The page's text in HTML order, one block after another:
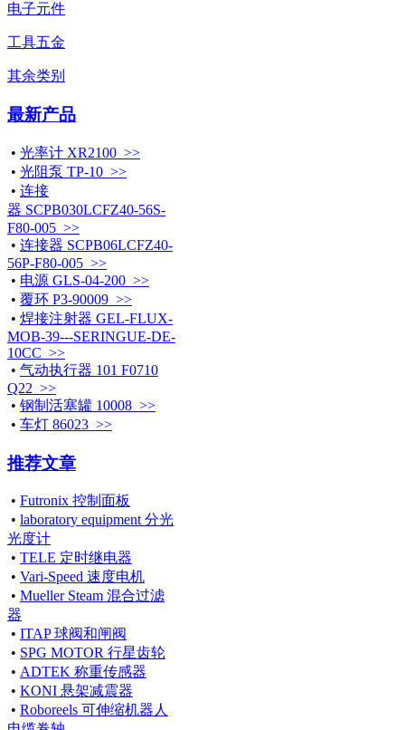
电子元件
工具五金
其余类别
最新产品
• 光率计 XR2100 >>
• 光阻泵 TP-10 >>
• 连接
器 SCPB030LCFZ40-56S-
F80-005 >>
• 连接器 SCPB06LCFZ40-
56P-F80-005 >>
• 电源 GLS-04-200 >>
• 覆环 P3-90009 >>
• 焊接注射器 GEL-FLUX-
MOB-39---SERINGUE-DE-
10CC >>
• 气动执行器 101 F0710
Q22 >>
• 钢制活塞罐 10008 >>
• 车灯 86023 >>
推荐文章
• Futronix 控制面板
• laboratory equipment 分光
光度计
• TELE 定时继电器
• Vari-Speed 速度电机
• Mueller Steam 混合过滤
器
• ITAP 球阀和闸阀
• SPG MOTOR 行星齿轮
• ADTEK 称重传感器
• KONI 悬架减震器
• Roboreels 可伸缩机器人